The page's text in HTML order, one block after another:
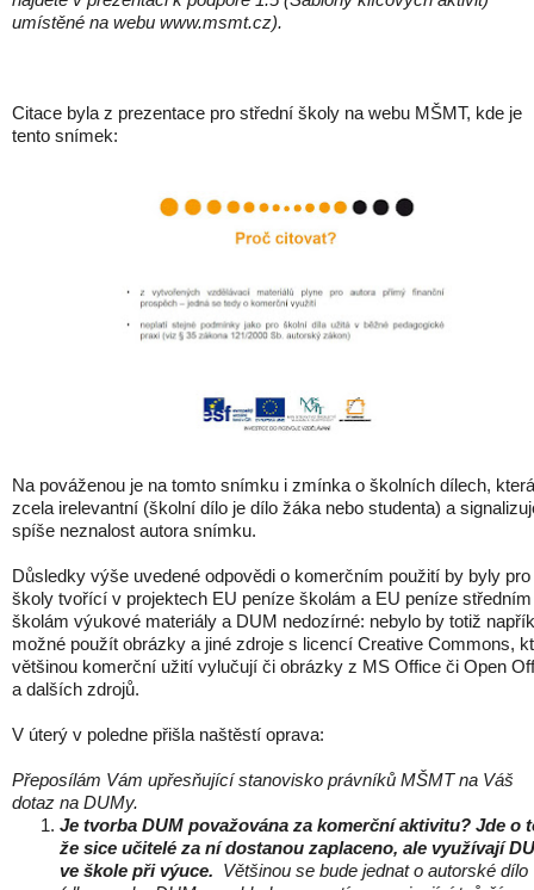
umístěné na webu www.msmt.cz).
Citace byla z prezentace pro střední školy na webu MŠMT, kde je
tento snímek:
Na pováženou je na tomto snímku i zmínka o školních dílech,
zcela irelevantní (školní dílo je dílo žáka nebo studenta) a
spíše neznalost autora snímku.
Důsledky výše uvedené odpovědi o komerčním použití by byly pro
školy tvořící v projektech EU peníze školám a EU peníze středním
školám výukové materiály a DUM nedozírné: nebylo by totiž
možné použít obrázky a jiné zdroje s licencí Creative Commons,
většinou komerční užití vylučují či obrázky z MS Office či Open
a dalších zdrojů.
V úterý v poledne přišla naštěstí oprava:
Přeposílám Vám upřesňující stanovisko právníků MŠMT na Váš
dotaz na DUMy.
Je tvorba DUM považována za komerční aktivitu? Jde o
že sice učitelé za ní dostanou zaplaceno, ale využívají
ve škole při výuce. Většinou se bude jednat o autorské dílo